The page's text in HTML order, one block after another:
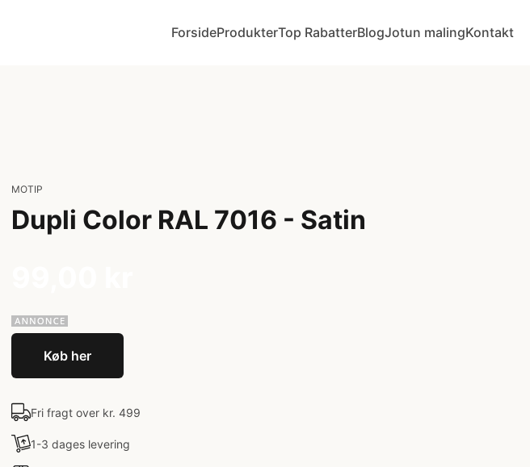
ForsideProdukterTop RabatterBlogJotun malingKontakt
MOTIP
Dupli Color RAL 7016 - Satin
Køb her
Fri fragt over kr. 499
1-3 dages levering